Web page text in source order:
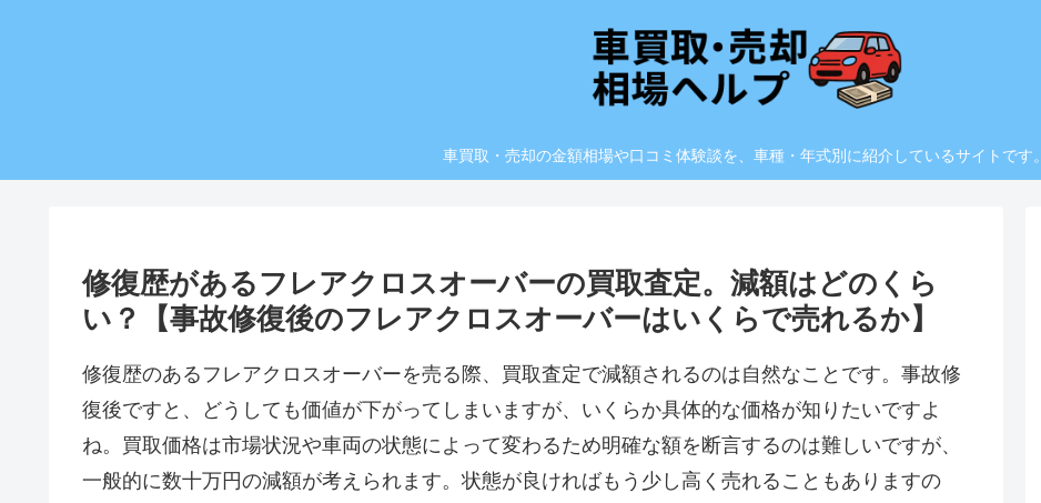
車買取・売却の金額相場や口コミ体験談を、車種・年式別に紹介しているサイトです。
修復歴があるフレアクロスオーバーの買取査定。減額はどのくら
い？【事故修復後のフレアクロスオーバーはいくらで売れるか】
修復歴のあるフレアクロスオーバーを売る際、買取査定で減額されるのは自然なことです。事故修
復後ですと、どうしても価値が下がってしまいますが、いくらか具体的な価格が知りたいですよ
ね。買取価格は市場状況や車両の状態によって変わるため明確な額を断言するのは難しいですが、
一般的に数十万円の減額が考えられます。状態が良ければもう少し高く売れることもありますの